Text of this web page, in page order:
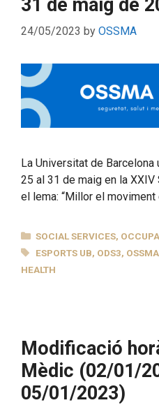
31 de maig de
24/05/2023 by OSSMA
La Universitat de
25 al 31 de maig en la XXIV
el lema: “Millor el
CATEGORIES
SOCIAL SERVICES,
TAGS
ESPORTS UB, ODS3,
HEALTH
Modificació
Mèdic (02/01/
05/01/2023)